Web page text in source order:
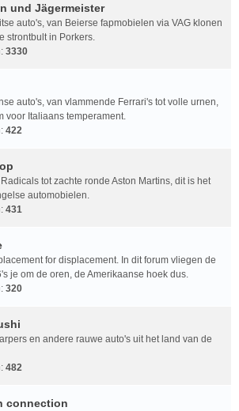
und Jägermeister
auto's, van Beierse fapmobielen via VAG klonen
strontbult in Porkers.
3330
auto's, van vlammende Ferrari's tot volle urnen,
voor Italiaans temperament.
422
tot zachte ronde Aston Martins, dit is het
automobielen.
431
for displacement. In dit forum vliegen de
je om de oren, de Amerikaanse hoek dus.
320
en andere rauwe auto's uit het land van de
482
connection